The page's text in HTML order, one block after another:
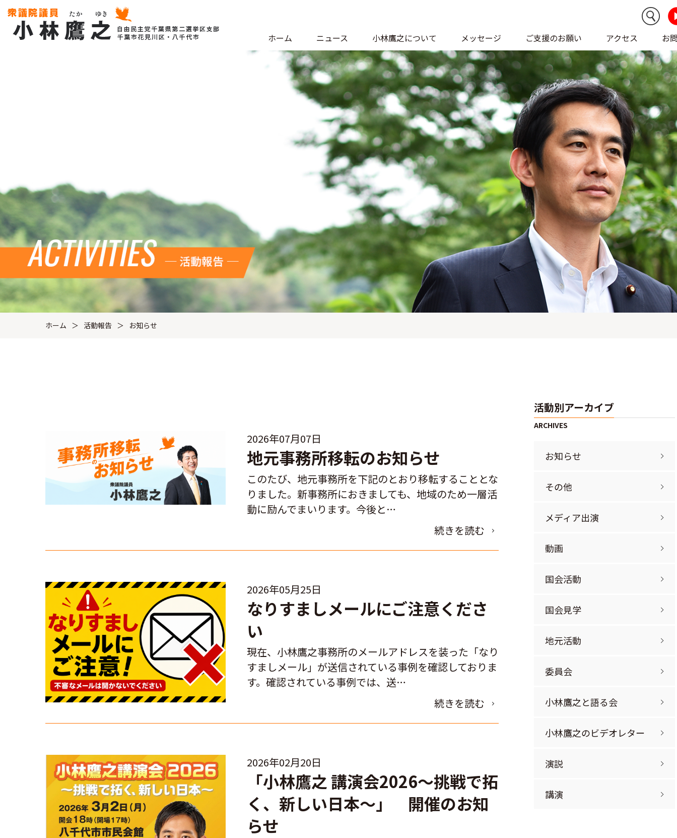
ホーム ニュース 小林鷹之について メッセージ ご支援のお願い アクセス お
ホーム 活動報告 お知らせ
2026年07月07日
地元事務所移転のお知らせ
このたび、地元事務所を下記のとおり移転することとな
りました。新事務所におきましても、地域のため一層活
動に励んでまいります。今後と…
続きを読む
2026年05月25日
なりすましメールにご注意くださ
い
現在、小林鷹之事務所のメールアドレスを装った「なり
すましメール」が送信されている事例を確認しておりま
す。確認されている事例では、送…
続きを読む
2026年02月20日
「小林鷹之 講演会2026～挑戦で拓
く、新しい日本～」 開催のお知
らせ
活動別アーカイブ
お知らせ
その他
メディア出演
動画
国会活動
国会見学
地元活動
委員会
小林鷹之と語る会
小林鷹之のビデオレター
演説
講演